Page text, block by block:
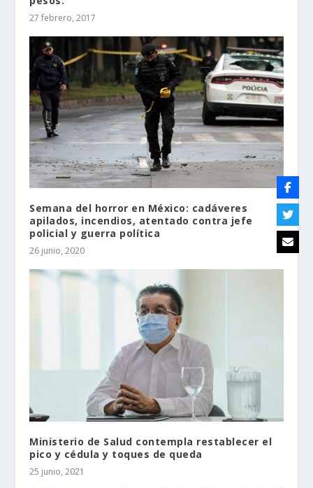
27 febrero, 2017
Semana del horror en México: cadáveres
apilados, incendios, atentado contra jefe
policial y guerra política
26 junio, 2020
Ministerio de Salud contempla restablecer el
pico y cédula y toques de queda
25 junio, 2021